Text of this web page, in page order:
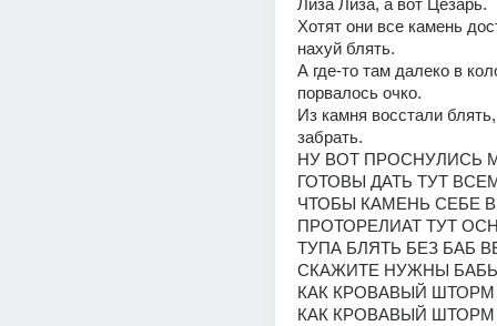
Лиза Лиза, а вот Цезарь.
Хотят они все камень
нахуй блять.
А где-то там далеко в
порвалось очко.
Из камня восстали
забрать.
НУ ВОТ ПРОСНУЛИСЬ
ГОТОВЫ ДАТЬ ТУТ
ЧТОБЫ КАМЕНЬ СЕБЕ
ПРОТОРЕЛИАТ ТУТ
ТУПА БЛЯТЬ БЕЗ БАБ
СКАЖИТЕ НУЖНЫ
КАК КРОВАВЫЙ
КАК КРОВАВЫЙ ШТОРМ